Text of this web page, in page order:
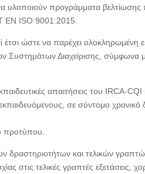
υλοποιούν προγράμματα
ISO 9001:2015.
έτσι ώστε να παρέχει
Συστημάτων Διαχείρισης,
απαιτήσεις του IRCA-
σε σύντομο
προτύπου.
και τελικών
στις τελικές γραπτές εξετάσεις,